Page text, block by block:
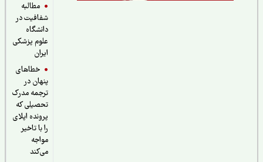
مطالبه
شفافیت در
دانشگاه
علوم پزشکی
خطاهای
پنهان در
ترجمه مدرک
تحصیلی که
پرونده اپلای
را با تاخیر